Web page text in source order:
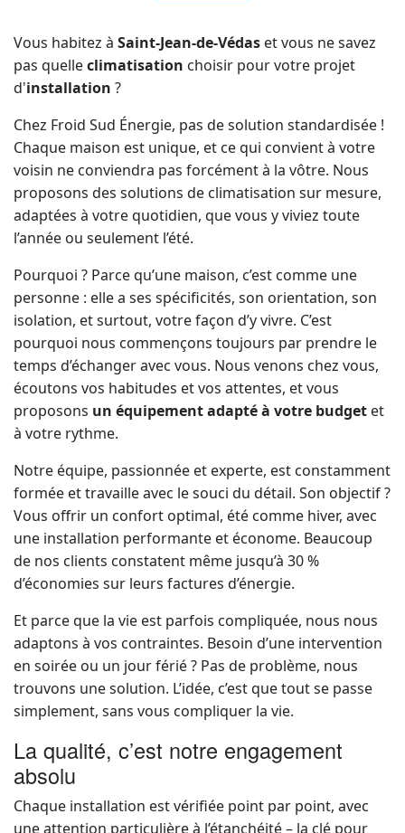
Vous habitez à Saint-Jean-de-Védas et vous ne savez
pas quelleclimatisation choisir pour votre projet
d'installation ?
Chez Froid Sud Énergie, pas de solution standardisée !
Chaque maison est unique, et ce qui convient à votre
voisin ne conviendra pas forcément à la vôtre. Nous
proposons des solutions de climatisation sur mesure,
adaptées à votre quotidien, que vous y viviez toute
l’année ou seulement l’été.
Pourquoi ? Parce qu’une maison, c’est comme une
personne : elle a ses spécificités, son orientation, son
isolation, et surtout, votre façon d’y vivre. C’est
pourquoi nous commençons toujours par prendre le
temps d’échanger avec vous. Nous venons chez vous,
écoutons vos habitudes et vos attentes, et vous
proposons un équipement adapté à votre budget et
à votre rythme.
Notre équipe, passionnée et experte, est constamment
formée et travaille avec le souci du détail. Son objectif ?
Vous offrir un confort optimal, été comme hiver, avec
une installation performante et économe. Beaucoup
de nos clients constatent même jusqu’à 30 %
d’économies sur leurs factures d’énergie.
Et parce que la vie est parfois compliquée, nous nous
adaptons à vos contraintes. Besoin d’une intervention
en soirée ou un jour férié ? Pas de problème, nous
trouvons une solution. L’idée, c’est que tout se passe
simplement, sans vous compliquer la vie.
La qualité, c’est notre engagement
absolu
Chaque installation est vérifiée point par point, avec
une attention particulière à l’étanchéité – la clé pour